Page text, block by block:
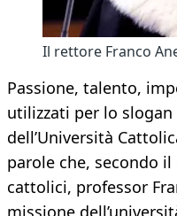
Il rettore Franco
Passione, talento,
utilizzati per lo slogan
dell’Università
parole che, secondo
cattolici, professor
missione